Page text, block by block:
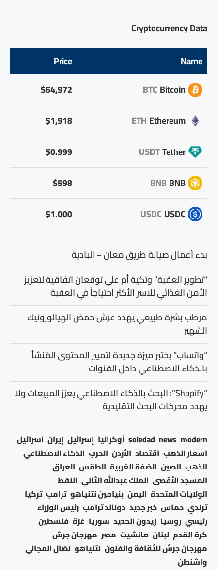
Cryptocurrency Data
Name
Price
Bitcoin
BTC
$64,972
Ethereum
ETH
$1,918
Tether
USDT
$0.999
BNB
BNB
$598
USDC
USDC
$1.000
بدء أعمال صيانة طريق معان – البادية
“تطوير العقبة” وتكية أم علي توقعان اتفاقية لتعزيز
الأمن الغذائي للاسر الأكثر احتياجاً في العقبة
مرطب بشرة طبيعي يهدد عرش حمض الهيالورونيك
الشهير
“واتساب” يختبر ميزة جديدة لتمييز المحتوى المُنشأ
بالذكاء الاصطناعي داخل القنوات
“Shopify”: البحث بالذكاء الاصطناعي يعزز المبيعات ولا
يهدد محركات البحث التقليدية
modern
news
soledad أوكرانيا إسرائيل إيران اسرائيل
اسعار الذهب اقتصاد الأردن الحرب الذكاء الاصطناعي
الذهب الصين الضفة الغربية الطقس العراق
المسجد الأقصى الملك عبدالله الثاني النفط
الولايات المتحدة اليمن بنيامين نتنياهو ترامب تركيا
ترندي حماس خبر جديد دونالد ترامب رئيس الوزراء
رئيسي روسيا زيدون الحديد سوريا غزة فلسطين
كرة القدم لبنان مانشيت مصر مهرجان جرش
مهرجان جرش للثقافة والفنون نتنياهو نضال المجالي
واشنطن